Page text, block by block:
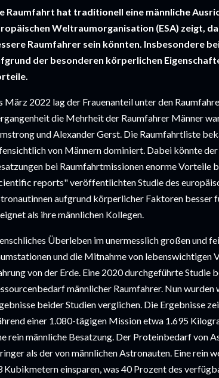
Raumfahrt hat traditionell eine männliche
Weltraumorganisation (ESA) zeigt,
Raumfahrer sein könnten. Insbesondere
der besonderen körperlichen
März 2022 lag der Frauenanteil unter den
die Mehrheit der Raumfahrer Männer
und Alexander Gerst. Die Raumfahrtliste
von Männern dominiert. Dabei könnte
bei Raumfahrtmissionen enorme Vorteile
reports" veröffentlichten Studie des
aufgrund körperlicher Faktoren besser
als ihre männlichen Kollegen.
Überleben im unermesslich großen und
und die Mitnahme von lebenswichtigen
von der Erde. Eine 2020 durchgeführte Studie
männlicher Raumfahrer. Nun
beider Studien verglichen. Die Ergebnisse
einer 1.080-tägigen Mission etwa 1.695
rein männliche Besatzung. Der Proteinbedarf von
als der von männlichen Astronauten. Eine rein
Kubikmetern einsparen, was 40 Prozent des